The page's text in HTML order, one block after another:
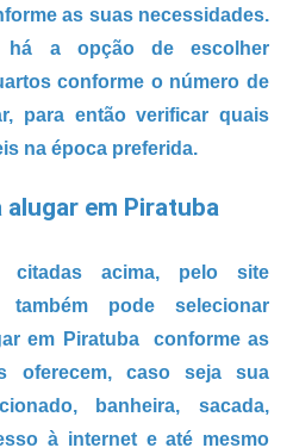
as suas necessidades.
há a opção de escolher
conforme o número de
para então verificar quais
na época preferida.
em Piratuba
citadas acima, pelo site
também pode selecionar
em Piratuba
conforme as
oferecem, caso seja sua
banheira, sacada,
à internet e até mesmo